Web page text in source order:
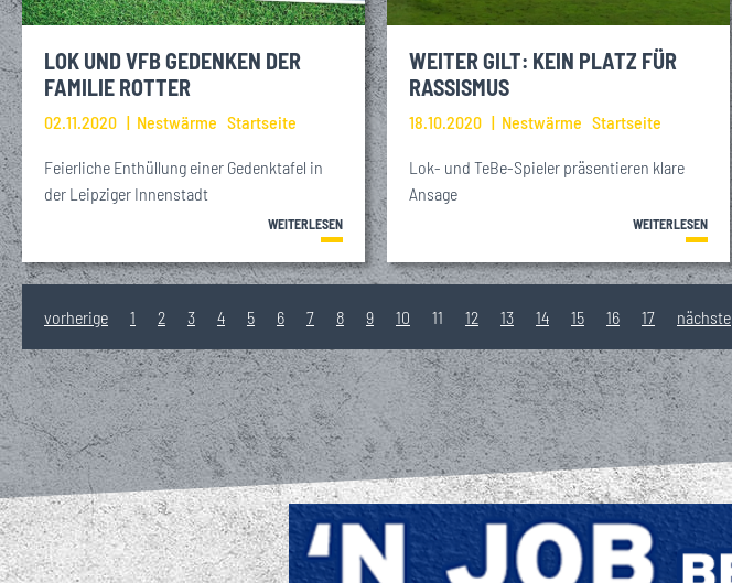
LOK UND VFB GEDENKEN DER
FAMILIE ROTTER
02.11.2020 Nestwärme Startseite
Feierliche Enthüllung einer Gedenktafel in
der Leipziger Innenstadt
WEITERLESEN
WEITER GILT: KEIN PLATZ FÜR
RASSISMUS
18.10.2020 Nestwärme Startseite
Lok- und TeBe-Spieler präsentieren klare
Ansage
WEITERLESEN
vorherige 1 2 3 4 5 6 7 8 9 10 11 12 13 14 15 16 17 nächste